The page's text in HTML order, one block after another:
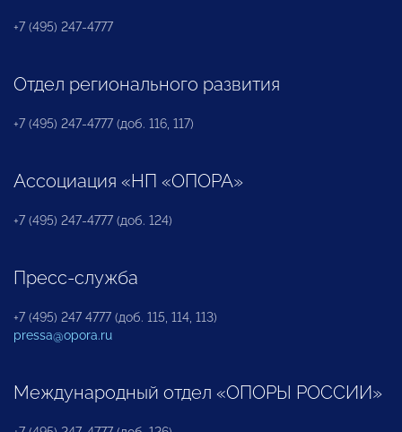
+7 (495) 247-4777
Отдел регионального развития
+7 (495) 247-4777 (доб. 116, 117)
Ассоциация «НП «ОПОРА»
+7 (495) 247-4777 (доб. 124)
Пресс-служба
+7 (495) 247 4777 (доб. 115, 114, 113)
pressa@opora.ru
Международный отдел «ОПОРЫ РОССИИ»